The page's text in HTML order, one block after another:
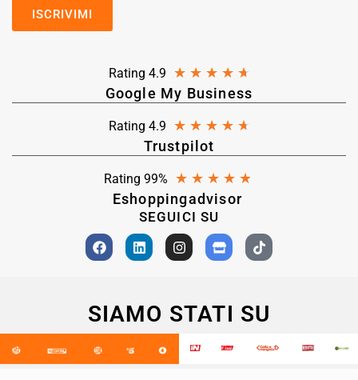
Rating 4.9 ★ ★ ★ ★ ★
Google My Business
Rating 4.9 ★ ★ ★ ★ ★
Trustpilot
Rating 99% ★ ★ ★ ★ ★
Eshoppingadvisor
SEGUICI SU
SIAMO STATI SU